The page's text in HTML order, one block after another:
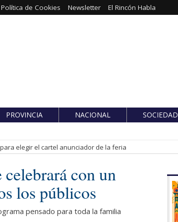
Política de Cookies Newsletter El Rincón Habla
PROVINCIA NACIONAL SOCIEDAD
elegir el cartel anunciador de la feria
con un
los públicos
pensado para toda la familia